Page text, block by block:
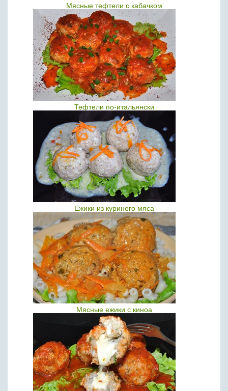
Мясные тефтели с кабачком
Тефтели по-итальянски
Ежики из куриного мяса
Мясные ежики с киноа